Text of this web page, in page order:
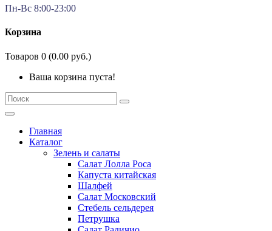
Пн-Вс 8:00-23:00
Корзина
Товаров 0 (0.00 руб.)
Ваша корзина пуста!
Главная
Каталог
Зелень и салаты
Салат Лолла Роса
Капуста китайская
Шалфей
Салат Московский
Стебель сельдерея
Петрушка